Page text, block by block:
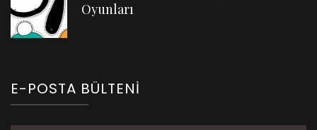
Oyunları
E-POSTA BÜLTENI